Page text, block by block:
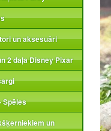
un aksesuāri
2 daļa Disney Pixar
Spēles
un